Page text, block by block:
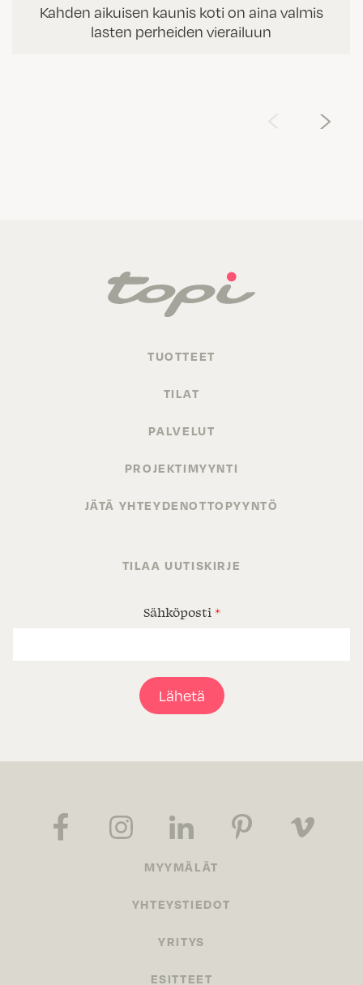
Kahden aikuisen kaunis koti on aina valmis
lasten perheiden vierailuun
›
TUOTTEET
TILAT
PALVELUT
PROJEKTIMYYNTI
JÄTÄ YHTEYDENOTTOPYYNTÖ
TILAA UUTISKIRJE
Sähköposti *
Lähetä
MYYMÄLÄT
YHTEYSTIEDOT
YRITYS
ESITTEET